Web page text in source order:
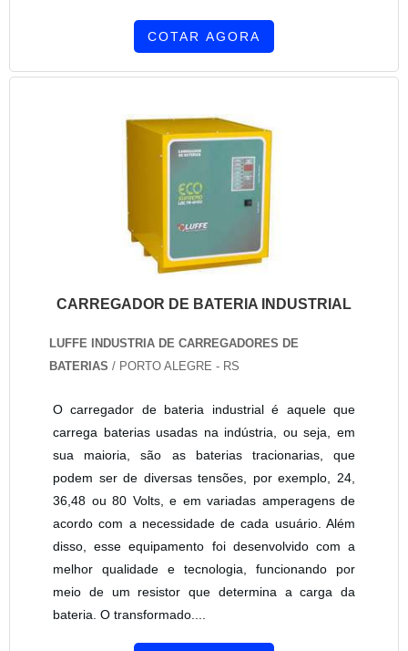
COTAR AGORA
CARREGADOR DE BATERIA INDUSTRIAL
LUFFE INDUSTRIA DE CARREGADORES DE
BATERIAS / PORTO ALEGRE - RS
O carregador de bateria industrial é aquele que
carrega baterias usadas na indústria, ou seja, em
sua maioria, são as baterias tracionarias, que
podem ser de diversas tensões, por exemplo, 24,
36,48 ou 80 Volts, e em variadas amperagens de
acordo com a necessidade de cada usuário. Além
disso, esse equipamento foi desenvolvido com a
melhor qualidade e tecnologia, funcionando por
meio de um resistor que determina a carga da
bateria. O transformado....